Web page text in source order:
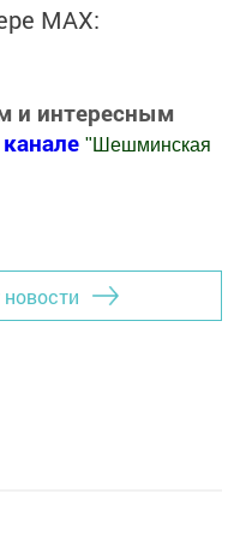
MАХ:
и интересным
" Шешминская